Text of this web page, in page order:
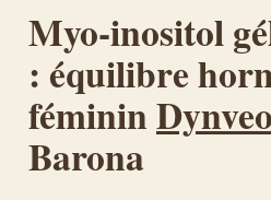
Myo-inositol
: équilibre
fémininDynveo
Barona